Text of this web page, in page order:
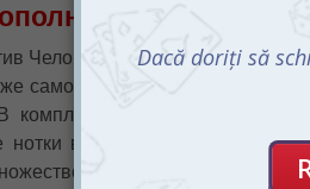
600
Человечества 2.0 включает в
само по себе гарантирует
входит мини-
нотки в игру и делают её ещё
новых